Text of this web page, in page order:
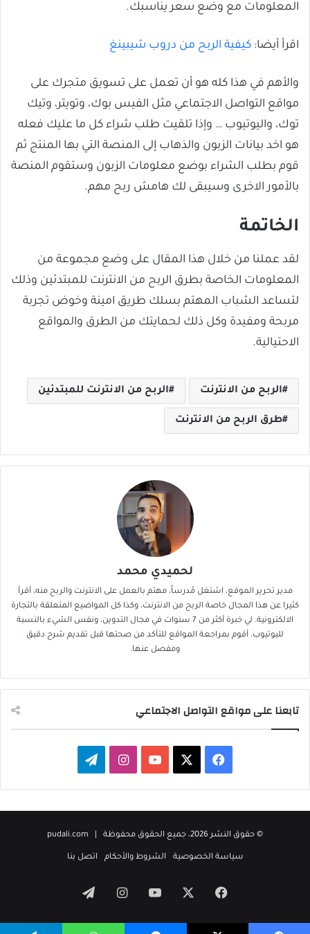
المعلومات مع وضع سعر يناسبك.
اقرأ أيضا: كيفية الربح من دروب شيبينغ
والأهم في هذا كله هو أن تعمل على تسويق متجرك على
مواقع التواصل الاجتماعي مثل الفيس بوك، وتويتر، وتيك
توك، واليوتيوب … وإذا تلقيت طلب شراء كل ما عليك فعله
هو اخد بيانات الزبون والذهاب إلى المنصة التي بها المنتج ثم
قوم بطلب الشراء بوضع معلومات الزبون وستقوم المنصة
بالأمور الاخرى وسيبقى لك هامش ربح مهم.
الخاتمة
لقد عملنا من خلال هذا المقال على وضع مجموعة من
المعلومات الخاصة بطرق الربح من الانترنت للمبتدئين وذلك
لتساعد الشباب المهتم بسلك طريق امينة وخوض تجربة
مربحة ومفيدة وكل ذلك لحمايتك من الطرق والمواقع
الاحتيالية.
الربح من الانترنت الربح من الانترنت للمبتدئين
طرق الربح من الانترنت
لحميدي محمد
مدير تحرير الموقع، اشتغل مُدرساً، مهتم بالعمل على الانترنت والربح منه، أقرأ
كثيرا عن هذا المجال خاصة الربح من الانترنت، وكذا كل المواضيع المتعلقة بالتجارة
الالكترونية. لي خبرة أكثر من 7 سنوات في مجال التدوين، ونفس الشيء بالنسبة
لليوتيوب. أقوم بمراجعة المواقع للتأكد من صحتها قبل تقديم شرح دقيق
ومفصل عنها.
تابعنا على مواقع التواصل الاجتماعي
فيسبوك ‫YouTubeانستقرامتيلقرام
© حقوق النشر 2026، جميع الحقوق محفوظة | pudali.com
سياسة الخصوصية الشروط والأحكام اتصل بنا
فيسبوك ‫YouTubeانستقرامتيلقرام